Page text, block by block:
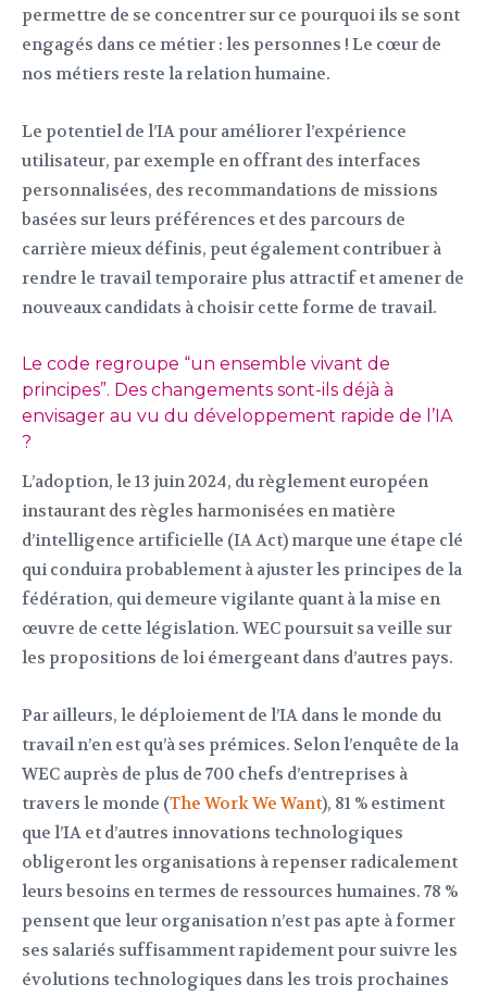
permettre de se concentrer sur ce pourquoi ils se sont
engagés dans ce métier : les personnes ! Le cœur de
nos métiers reste la relation humaine.
Le potentiel de l’IA pour améliorer l’expérience
utilisateur, par exemple en offrant des interfaces
personnalisées, des recommandations de missions
basées sur leurs préférences et des parcours de
carrière mieux définis, peut également contribuer à
rendre le travail temporaire plus attractif et amener de
nouveaux candidats à choisir cette forme de travail.
Le code regroupe “un ensemble vivant de
principes”. Des changements sont-ils déjà à
envisager au vu du développement rapide de l’IA
?
L’adoption, le 13 juin 2024, du règlement européen
instaurant des règles harmonisées en matière
d’intelligence artificielle (IA Act) marque une étape clé
qui conduira probablement à ajuster les principes de la
fédération, qui demeure vigilante quant à la mise en
œuvre de cette législation. WEC poursuit sa veille sur
les propositions de loi émergeant dans d’autres pays.
Par ailleurs, le déploiement de l’IA dans le monde du
travail n’en est qu’à ses prémices. Selon l’enquête de la
WEC auprès de plus de 700 chefs d’entreprises à
travers le monde (The Work We Want), 81 % estiment
que l’IA et d’autres innovations technologiques
obligeront les organisations à repenser radicalement
leurs besoins en termes de ressources humaines. 78 %
pensent que leur organisation n’est pas apte à former
ses salariés suffisamment rapidement pour suivre les
évolutions technologiques dans les trois prochaines